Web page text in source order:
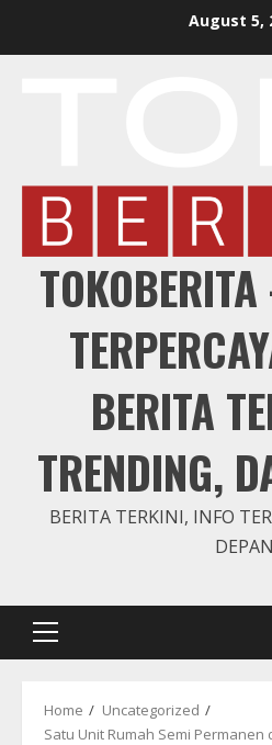
August 5,
BERITA
TRENDING,
BERITA TERKINI, INFO
Primary
Home
Uncategorized
Satu Unit Rumah Semi Permanen